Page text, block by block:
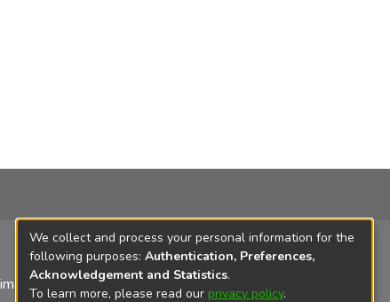
We collect and process your personal information for the
following purposes: Authentication, Preferences,
Acknowledgement and Statistics.
To learn more, please read our privacy policy.